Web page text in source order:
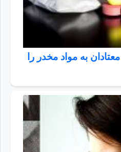
به مواد مخدر را